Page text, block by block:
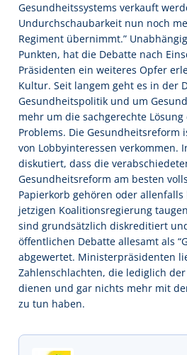
Gesundheitssystems verkauft
Undurchschaubarkeit nun noch
Regiment übernimmt.”
Punkten, hat die Debatte nach
Präsidenten ein weiteres Opfer
Kultur. Seit langem geht es in der
Gesundheitspolitik und um
mehr um die sachgerechte
Problems. Die Gesundheitsreform
von Lobbyinteressen verkommen.
diskutiert, dass die
Gesundheitsreform am besten
Papierkorb gehören oder
jetzigen Koalitionsregierung
sind grundsätzlich diskreditiert
öffentlichen Debatte allesamt als
abgewertet. Ministerpräsidenten
Zahlenschlachten, die lediglich
dienen und gar nichts mehr mit
zu tun haben.